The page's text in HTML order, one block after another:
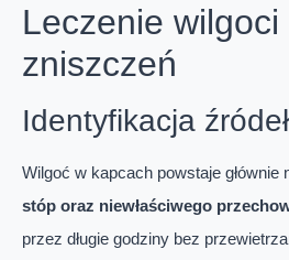
Leczenie wilgoci
zniszczeń
Identyfikacja
Wilgoć w kapcach powstaje głównie
stóp oraz niewłaściwego
przez długie godziny bez